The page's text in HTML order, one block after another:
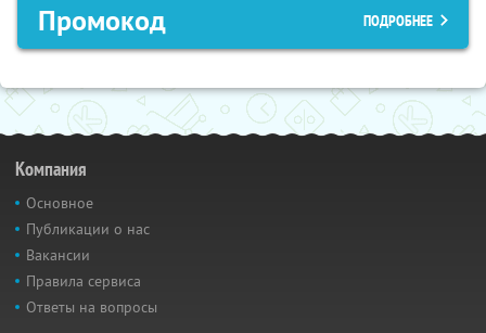
Промокод ПОДРОБНЕЕ
Компания
Основное
Публикации о нас
Вакансии
Правила сервиса
Ответы на вопросы